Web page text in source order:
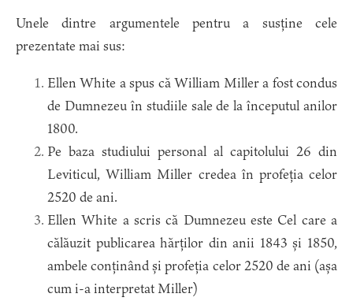
Unele dintre argumentele pentru a susține cele
prezentate mai sus:
Ellen White a spus că William Miller a fost condus
de Dumnezeu în studiile sale de la începutul anilor
1800.
Pe baza studiului personal al capitolului 26 din
Leviticul, William Miller credea în profeția celor
2520 de ani.
Ellen White a scris că Dumnezeu este Cel care a
călăuzit publicarea hărților din anii 1843 și 1850,
ambele conținând și profeția celor 2520 de ani (așa
cum i-a interpretat Miller)